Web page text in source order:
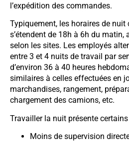
l’expédition des commandes.
Typiquement, les horaires de nuit
s’étendent de 18h à 6h du matin,
selon les sites. Les employés
entre 3 et 4 nuits de travail par
d’environ 36 à 40 heures
similaires à celles effectuées en
marchandises, rangement,
chargement des camions, etc.
Travailler la nuit présente
Moins de supervision